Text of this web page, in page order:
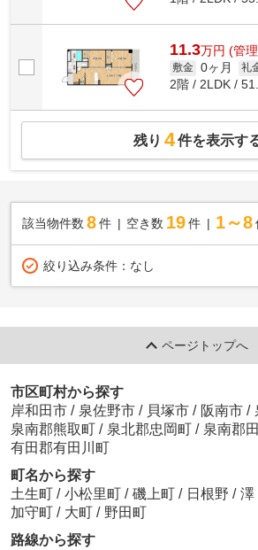
11.3万円 (管
敷金 0ヶ月 礼
2階 / 2LDK /
残り 4件を表示す
該当物件数 8件 空き数 19 件 1～8
絞り込み条件： なし
ページトップへ
市区町村から探す
岸和田市 / 泉佐野市 / 貝塚市 / 阪南市 /
泉南郡熊取町 / 泉北郡忠岡町 / 泉南郡
有田郡有田川町
町名から探す
土生町 / 小松里町 / 磯上町 / 日根野 / 澤
加守町 / 大町 / 野田町
路線から探す